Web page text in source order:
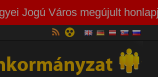
Jogú Város megújult